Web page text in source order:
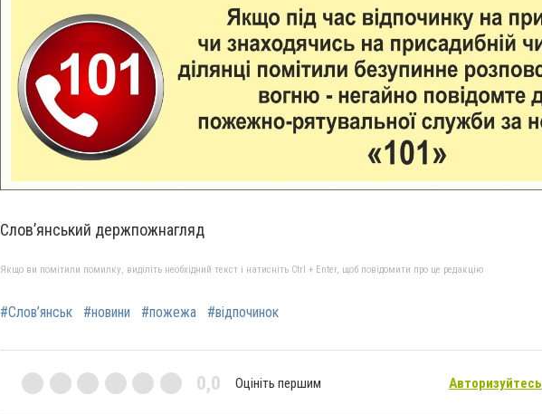
Слов’янський держпожнагляд
Якщо ви помітили помилку, виділіть необхідний текст і натисніть Ctrl + Enter, щоб повідомити про це редакцію
#Слов’янськ #новини #пожежа #відпочинок
0,0 Оцініть першим Авторизуйтесь